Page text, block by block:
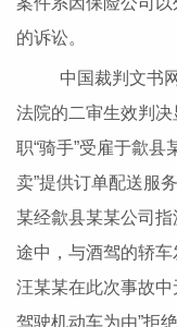
的诉讼。
中国裁判文书网
法院的二审生效判
职“骑手”受雇于歙县
卖”提供订单配送服
某经歙县某某公司
途中，与酒驾的轿
汪某某在此次事故
驾驶机动车为由”拒